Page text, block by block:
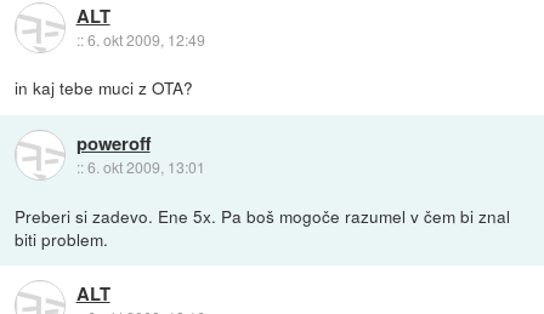
ALT
::6. okt 2009, 12:49
in kaj tebe muci z OTA?
poweroff
::6. okt 2009, 13:01
Preberi si zadevo. Ene 5x. Pa boš mogoče razumel v čem bi znal
biti problem.
ALT